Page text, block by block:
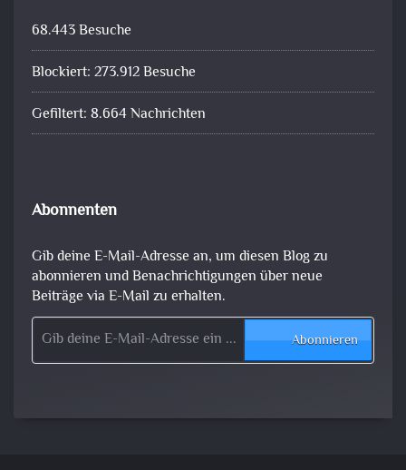
68.443 Besuche
Blockiert: 273.912 Besuche
Gefiltert: 8.664 Nachrichten
Abonnenten
Gib deine E-Mail-Adresse an, um diesen Blog zu
abonnieren und Benachrichtigungen über neue
Beiträge via E-Mail zu erhalten.
Gib deine E-Mail-Adresse ein ...
Abonnieren